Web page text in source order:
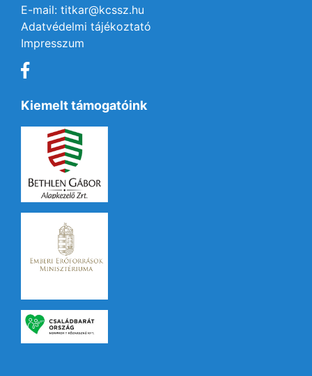
E-mail: titkar@kcssz.hu
Adatvédelmi tájékoztató
Impresszum
Kiemelt támogatóink